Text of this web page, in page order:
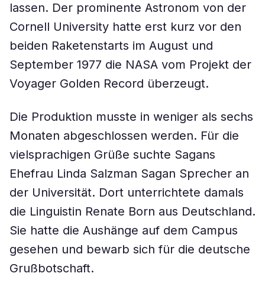
lassen. Der prominente Astronom von der
Cornell University hatte erst kurz vor den
beiden Raketenstarts im August und
September 1977 die NASA vom Projekt der
Voyager Golden Record überzeugt.
Die Produktion musste in weniger als sechs
Monaten abgeschlossen werden. Für die
vielsprachigen Grüße suchte Sagans
Ehefrau Linda Salzman Sagan Sprecher an
der Universität. Dort unterrichtete damals
die Linguistin Renate Born aus Deutschland.
Sie hatte die Aushänge auf dem Campus
gesehen und bewarb sich für die deutsche
Grußbotschaft.